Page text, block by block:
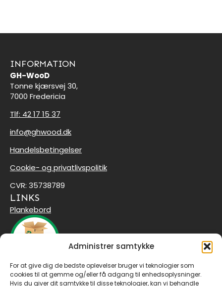
Administrer samtykke
For at give dig de bedste oplevelser bruger vi teknologier som
cookies til at gemme og/eller få adgang til enhedsoplysninger.
Hvis du giver dit samtykke til disse teknologier, kan vi behandle
INFORMATION
GH-WooD
Tonne kjærsvej 30,
7000 Fredericia
Tlf: 42 17 15 37
info@ghwood.dk
Handelsbetingelser
Cookie- og privatlivspolitik
CVR: 35738789
LINKS
Plankebord
Tilmeld dig vores nyhedsbrev